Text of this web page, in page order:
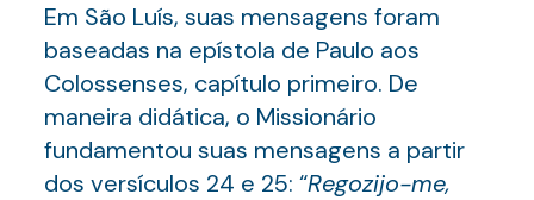
Em São Luís, suas mensagens foram
baseadas na epístola de Paulo aos
Colossenses, capítulo primeiro. De
maneira didática, o Missionário
fundamentou suas mensagens a partir
dos versículos 24 e 25: “Regozijo-me,